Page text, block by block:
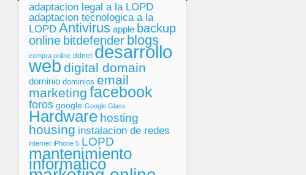
adaptacion legal a la LOPD
adaptacion tecnologica a la
LOPD Antivirus apple backup
online bitdefender blogs
compra online ddnet desarrollo
web digital domain
dominio dominios email
marketing facebook
foros google Google Glass
Hardware hosting
housing instalacion de redes
internet iPhone 5 LOPD
mantenimiento
informatico